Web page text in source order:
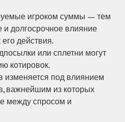
игроком суммы — тем
долгосрочное влияние
действия.
или сплетни могут
котировок.
изменяется под влиянием
важнейшим из которых
между спросом и